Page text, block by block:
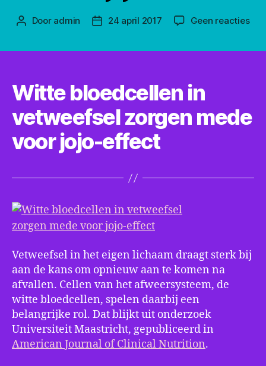
Berichtauteur
Door admin Berichtdatum
24 april 2017 Geen reactiesop
Witte bloedcellen in
vetweefsel zorgen mede
voor jojo-effect
Vetweefsel in het eigen lichaam draagt sterk bij
aan de kans om opnieuw aan te komen na
afvallen. Cellen van het afweersysteem, de
witte bloedcellen, spelen daarbij een
belangrijke rol. Dat blijkt uit onderzoek
Universiteit Maastricht, gepubliceerd in
American Journal of Clinical Nutrition.